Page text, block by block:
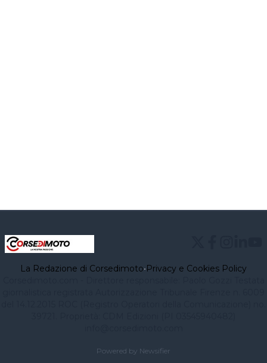
La Redazione di Corsedimoto•Privacy e Cookies Policy
Powered by Newsifier